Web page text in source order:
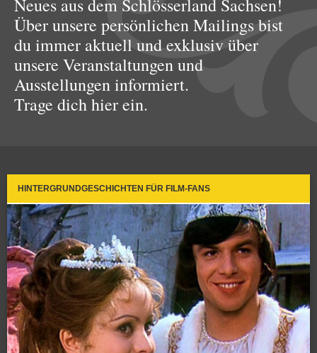
Neues aus dem Schlösserland Sachsen!
Über unsere persönlichen Mailings bist
du immer aktuell und exklusiv über
unsere Veranstaltungen und
Ausstellungen informiert.
Trage dich hier ein.
HINTERGRUNDGESCHICHTEN FÜR FILM-FANS